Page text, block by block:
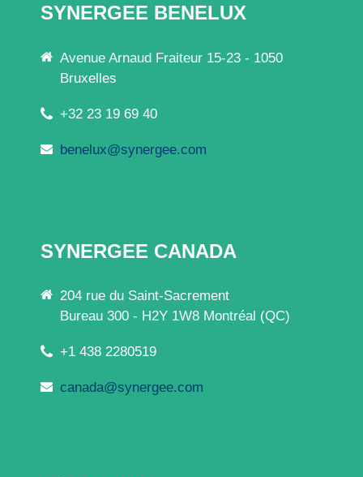
SYNERGEE BENELUX
Avenue Arnaud Fraiteur 15-23 - 1050
Bruxelles
+32 23 19 69 40
benelux@synergee.com
SYNERGEE CANADA
204 rue du Saint-Sacrement
Bureau 300 - H2Y 1W8 Montréal (QC)
+1 438 2280519
canada@synergee.com